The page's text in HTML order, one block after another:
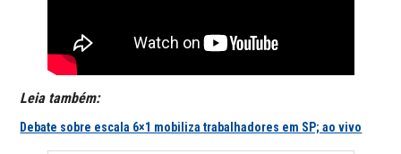
Leia também:
Debate sobre escala 6×1 mobiliza trabalhadores em SP; ao vivo